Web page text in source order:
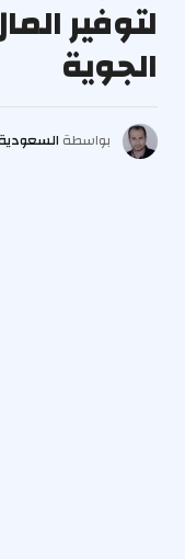
لتوفير
الجوية
بواسطة